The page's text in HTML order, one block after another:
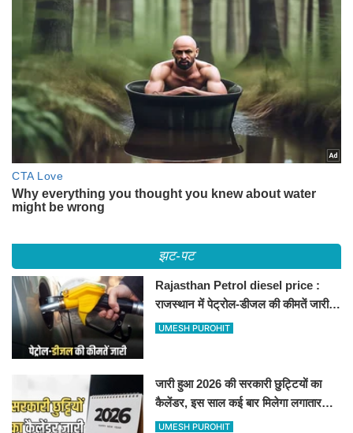
झट-पट
Rajasthan Petrol diesel price :
राजस्थान में पेट्रोल-डीजल की कीमतें जारी,
जानिए बीकानेर समेत पुरे प्रदेश में नए रेट
UMESH PUROHIT
जारी हुआ 2026 की सरकारी छुट्टियों का
कैलेंडर, इस साल कई बार मिलेगा लगातार
अवकाश, देखें
UMESH PUROHIT